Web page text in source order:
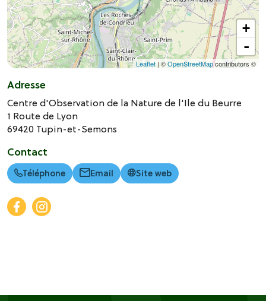
+
-
Leaflet | ©OpenStreetMapcontributors ©
Adresse
Centre d'Observation de la Nature de l'Ile du Beurre
1 Route de Lyon
69420 Tupin-et-Semons
Contact
Téléphone Email Site web